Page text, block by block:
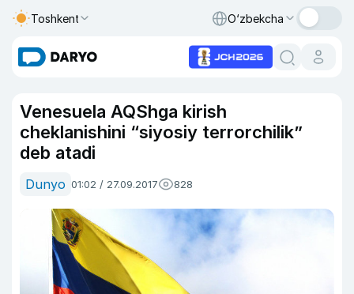
Toshkent O‘zbekcha
Venesuela AQShga kirish
cheklanishini “siyosiy terrorchilik”
deb atadi
Dunyo 01:02 / 27.09.2017 828